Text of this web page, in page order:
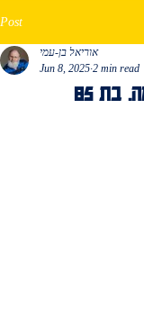
Post
בת 85
אוריאל בן-עמי
Jun 8, 2025 2 min read